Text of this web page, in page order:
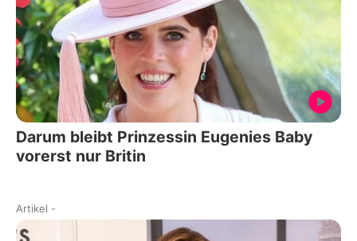
Darum bleibt Prinzessin Eugenies Baby
vorerst nur Britin
Artikel -